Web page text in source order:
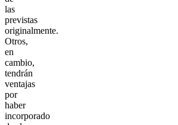
las
previstas
originalmente.
Otros,
en
cambio,
tendrán
ventajas
por
haber
incorporado